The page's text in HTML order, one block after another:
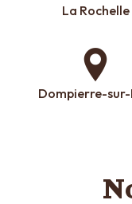
La Rochelle
Dompierre-